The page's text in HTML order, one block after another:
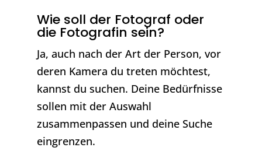
Wie soll der Fotograf oder
die Fotografin sein?
Ja, auch nach der Art der Person, vor
deren Kamera du treten möchtest,
kannst du suchen. Deine Bedürfnisse
sollen mit der Auswahl
zusammenpassen und deine Suche
eingrenzen.